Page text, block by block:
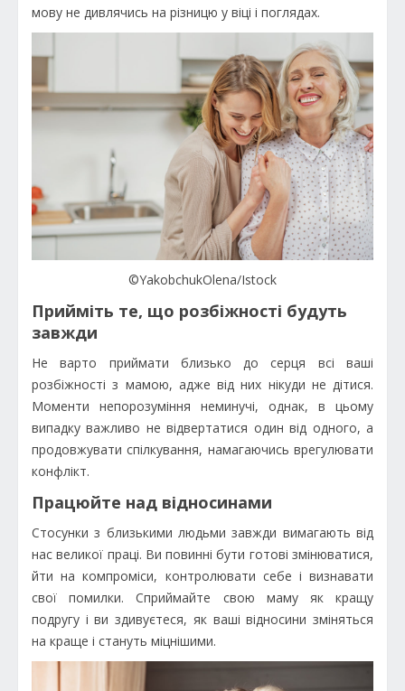
мову не дивлячись на різницю у віці і поглядах.
©YakobchukOlena/Istock
Прийміть те, що розбіжності будуть
завжди
Не варто приймати близько до серця всі ваші
розбіжності з мамою, адже від них нікуди не дітися.
Моменти непорозуміння неминучі, однак, в цьому
випадку важливо не відвертатися один від одного, а
продовжувати спілкування, намагаючись врегулювати
конфлікт.
Працюйте над відносинами
Стосунки з близькими людьми завжди вимагають від
нас великої праці. Ви повинні бути готові змінюватися,
йти на компроміси, контролювати себе і визнавати
свої помилки. Сприймайте свою маму як кращу
подругу і ви здивуєтеся, як ваші відносини зміняться
на краще і стануть міцнішими.